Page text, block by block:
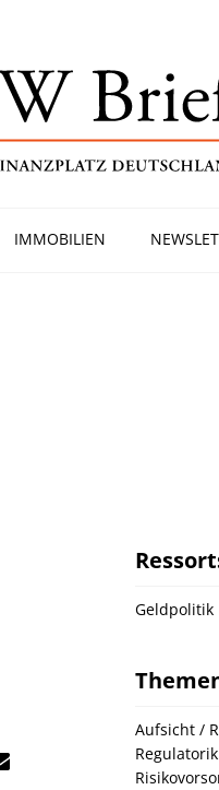
IMMOBILIEN
Geldpolitik
Aufsicht /
Regulatorik